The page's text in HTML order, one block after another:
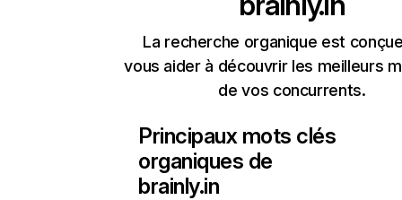
La recherche organique est
vous aider à découvrir les meilleurs
de vos concurrents.
Principaux mots clés
organiques de
brainly.in